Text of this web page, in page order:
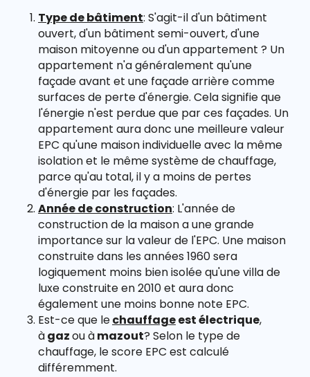
Type de bâtiment: S'agit-il d'un bâtiment
ouvert, d'un bâtiment semi-ouvert, d'une
maison mitoyenne ou d'un appartement ? Un
appartement n'a généralement qu'une
façade avant et une façade arrière comme
surfaces de perte d'énergie. Cela signifie que
l'énergie n'est perdue que par ces façades. Un
appartement aura donc une meilleure valeur
EPC qu'une maison individuelle avec la même
isolation et le même système de chauffage,
parce qu'au total, il y a moins de pertes
d'énergie par les façades.
Année de construction: L'année de
construction de la maison a une grande
importance sur la valeur de l'EPC. Une maison
construite dans les années 1960 sera
logiquement moins bien isolée qu'une villa de
luxe construite en 2010 et aura donc
également une moins bonne note EPC.
Est-ce que lechauffageest électrique,
àgazou àmazout? Selon le type de
chauffage, le score EPC est calculé
différemment.